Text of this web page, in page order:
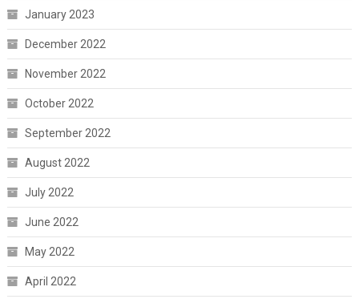
January 2023
December 2022
November 2022
October 2022
September 2022
August 2022
July 2022
June 2022
May 2022
April 2022